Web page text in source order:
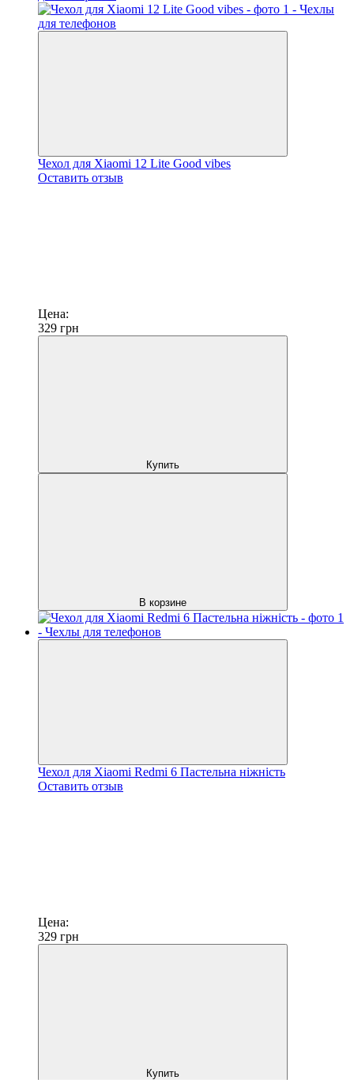
Чехол для Xiaomi 12 Lite Good vibes
Оставить отзыв
Цена:
329 грн
Купить
В корзине
Чехол для Xiaomi Redmi 6 Пастельна ніжність
Оставить отзыв
Цена:
329 грн
Купить